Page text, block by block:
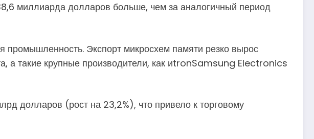
миллиарда долларов больше, чем за аналогичный период
промышленность. Экспорт микросхем памяти резко вырос
а такие крупные производители, как иtronSamsung Electronics
долларов (рост на 23,2%), что привело к торговому